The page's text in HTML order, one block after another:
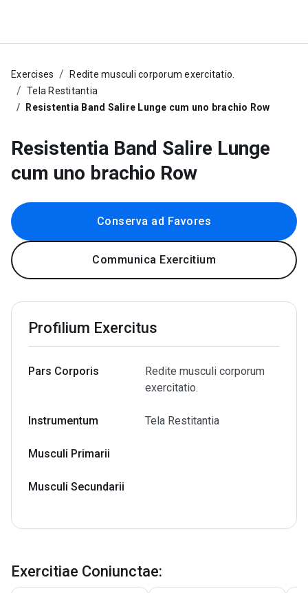
Exercises
Redite musculi corporum exercitatio.
Tela Restitantia
Resistentia Band Salire Lunge cum uno brachio Row
Resistentia Band Salire Lunge
cum uno brachio Row
Conserva ad Favores
Communica Exercitium
Profilium Exercitus
Pars Corporis
Redite musculi corporum
exercitatio.
Instrumentum Tela Restitantia
Musculi Primarii
Musculi Secundarii
Exercitiae Coniunctae: